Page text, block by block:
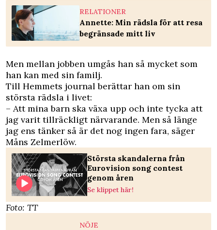
RELATIONER
Annette: Min rädsla för att resa
begränsade mitt liv
Men mellan jobben umgås han så mycket som
han kan med sin familj.
Till Hemmets journal berättar han om sin
största rädsla i livet:
– Att mina barn ska växa upp och inte tycka att
jag varit tillräckligt närvarande. Men så länge
jag ens tänker så är det nog ingen fara, säger
Måns Zelmerlöw.
Största skandalerna från
Eurovision song contest
genom åren
Se klippet här!
Foto: TT
NÖJE